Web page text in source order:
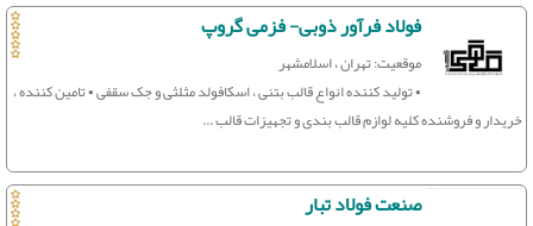
فولاد فرآور ذوبی- فزمی گروپ
موقعیت: تهران ، اسلامشهر
• تولید کننده انواع قالب بتنی ، اسکافولد مثلثی و جک سقفی • تامین کننده ،
خریدار و فروشنده کلیه لوازم قالب بندی و تجهیزات قالب ...
صنعت فولاد تبار